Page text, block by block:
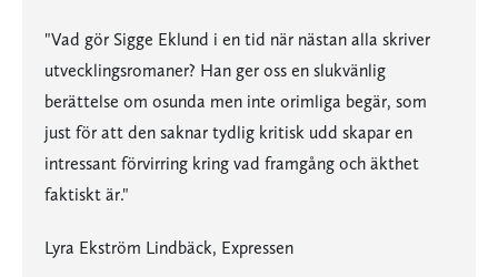
"Vad gör Sigge Eklund i en tid när nästan alla skriver
utvecklingsromaner? Han ger oss en slukvänlig
berättelse om osunda men inte orimliga begär, som
just för att den saknar tydlig kritisk udd skapar en
intressant förvirring kring vad framgång och äkthet
faktiskt är."
Lyra Ekström Lindbäck, Expressen